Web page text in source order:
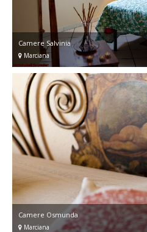
Camere Salvinia
Marciana
Camere Osmunda
Marciana